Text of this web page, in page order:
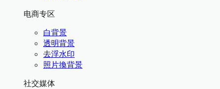
电商专区
白背景
透明背景
去浮水印
照片換背景
社交媒体